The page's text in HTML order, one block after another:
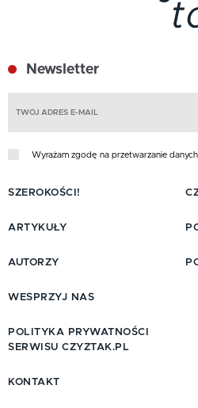
Newsletter
Wyrażam zgodę na przetwarzanie danych.
SZEROKOŚCI!
ARTYKUŁY
AUTORZY
WESPRZYJ NAS
POLITYKA PRYWATNOŚCI
SERWISU CZYZTAK.PL
KONTAKT